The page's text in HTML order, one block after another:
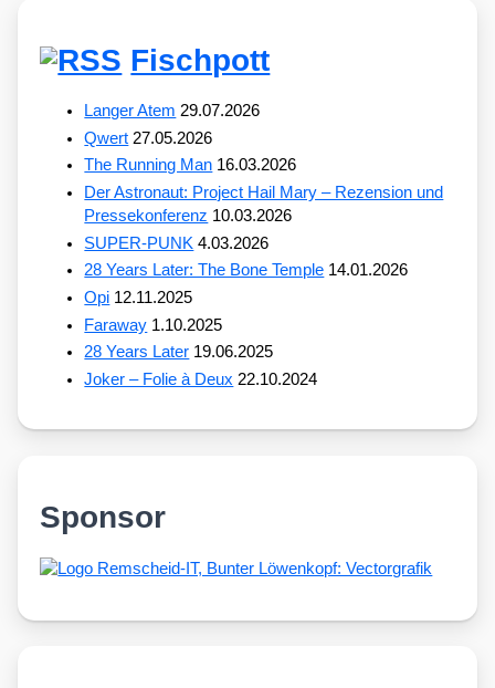
Fischpott
Langer Atem 29.07.2026
Qwert 27.05.2026
The Running Man 16.03.2026
Der Astronaut: Project Hail Mary – Rezension und
Pressekonferenz 10.03.2026
SUPER-PUNK 4.03.2026
28 Years Later: The Bone Temple 14.01.2026
Opi 12.11.2025
Faraway 1.10.2025
28 Years Later 19.06.2025
Joker – Folie à Deux 22.10.2024
Sponsor